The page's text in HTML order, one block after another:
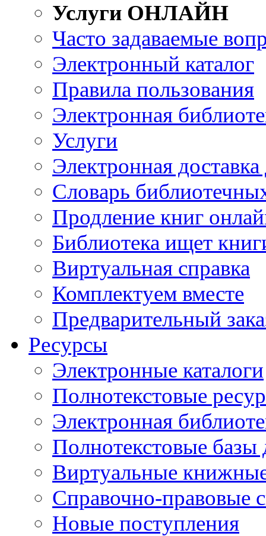
Услуги ОНЛАЙН
Часто задаваемые
Электронный каталог
Правила пользования
Электронная
Услуги
Электронная
Словарь
Продление книг
Библиотека ищет
Виртуальная справка
Комплектуем вместе
Предварительный
Ресурсы
Электронные каталоги
Полнотекстовые
Электронная
Полнотекстовые
Виртуальные
Справочно-правовые
Новые поступления